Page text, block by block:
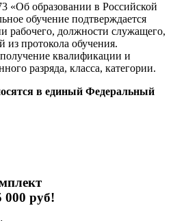
«Об образовании в Российской
обучение подтверждается
рабочего, должности служащего,
из протокола обучения.
квалификации и
разряда, класса, категории.
в единый Федеральный
000 руб!